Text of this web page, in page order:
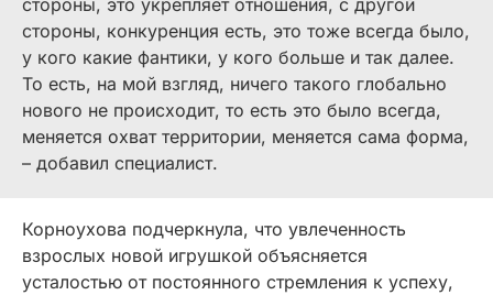
стороны, это укрепляет отношения, с другой
стороны, конкуренция есть, это тоже всегда было,
у кого какие фантики, у кого больше и так далее.
То есть, на мой взгляд, ничего такого глобально
нового не происходит, то есть это было всегда,
меняется охват территории, меняется сама форма,
– добавил специалист.
Корноухова подчеркнула, что увлеченность
взрослых новой игрушкой объясняется
усталостью от постоянного стремления к успеху,